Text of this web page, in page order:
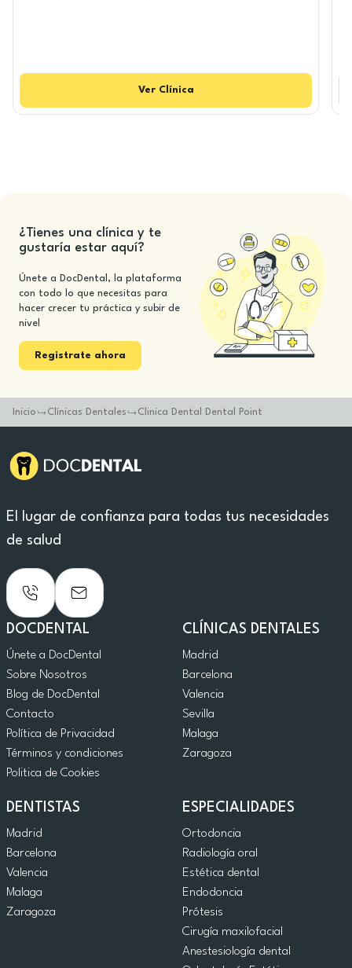
Ver Clínica
¿Tienes una clínica y te
gustaría estar aquí?
Únete a DocDental, la plataforma
con todo lo que necesitas para
hacer crecer tu práctica y subir de
nivel
Registrate ahora
Inicio Clínicas Dentales Clinica Dental Dental Point
El lugar de confianza para todas tus necesidades
de salud
DOCDENTAL
Únete a DocDental
Sobre Nosotros
Blog de DocDental
Contacto
Política de Privacidad
Términos y condiciones
Politica de Cookies
CLÍNICAS DENTALES
Madrid
Barcelona
Valencia
Sevilla
Malaga
Zaragoza
DENTISTAS
Madrid
Barcelona
Valencia
Malaga
Zaragoza
ESPECIALIDADES
Ortodoncia
Radiología oral
Estética dental
Endodoncia
Prótesis
Cirugía maxilofacial
Anestesiología dental